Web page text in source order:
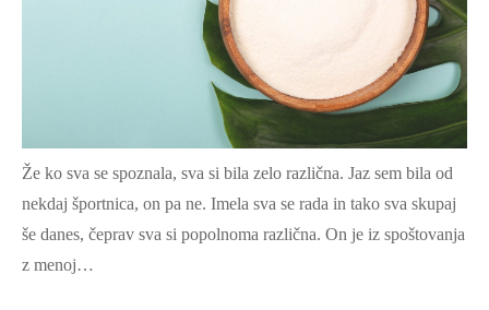
Že ko sva se spoznala, sva si bila zelo različna. Jaz sem bila od
nekdaj športnica, on pa ne. Imela sva se rada in tako sva skupaj
še danes, čeprav sva si popolnoma različna. On je iz spoštovanja
z menoj…